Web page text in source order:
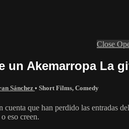
Close
un Akemarropa La
Sánchez • Short Films, Comedy
cuenta que han perdido las entradas
eso creen.